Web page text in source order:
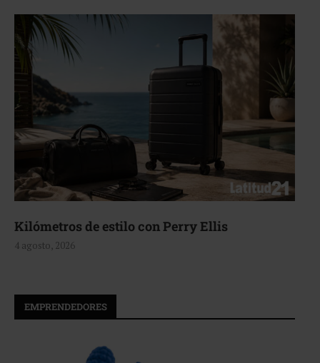
Kilómetros de estilo con Perry Ellis
4 agosto, 2026
EMPRENDEDORES